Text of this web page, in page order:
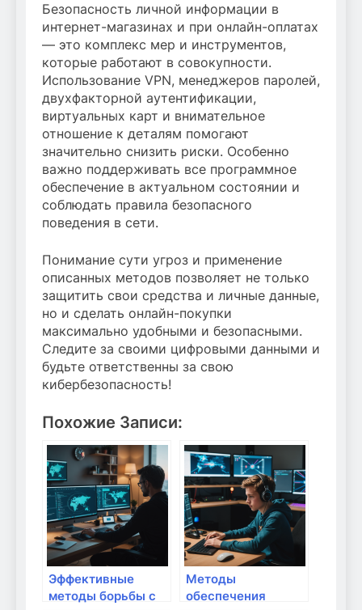
Безопасность личной информации в
интернет-магазинах и при онлайн-оплатах
— это комплекс мер и инструментов,
которые работают в совокупности.
Использование VPN, менеджеров паролей,
двухфакторной аутентификации,
виртуальных карт и внимательное
отношение к деталям помогают
значительно снизить риски. Особенно
важно поддерживать все программное
обеспечение в актуальном состоянии и
соблюдать правила безопасного
поведения в сети.
Понимание сути угроз и применение
описанных методов позволяет не только
защитить свои средства и личные данные,
но и сделать онлайн-покупки
максимально удобными и безопасными.
Следите за своими цифровыми данными и
будьте ответственны за свою
кибербезопасность!
Похожие Записи:
Эффективные
методы борьбы с
Методы
обеспечения